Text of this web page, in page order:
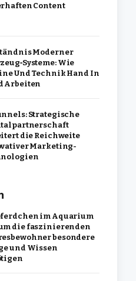
Content
Moderner
Wie
Und Technik Hand In
Arbeiten
Strategische
die Reichweite
Marketing-
im Aquarium
die faszinierenden
besondere
und Wissen